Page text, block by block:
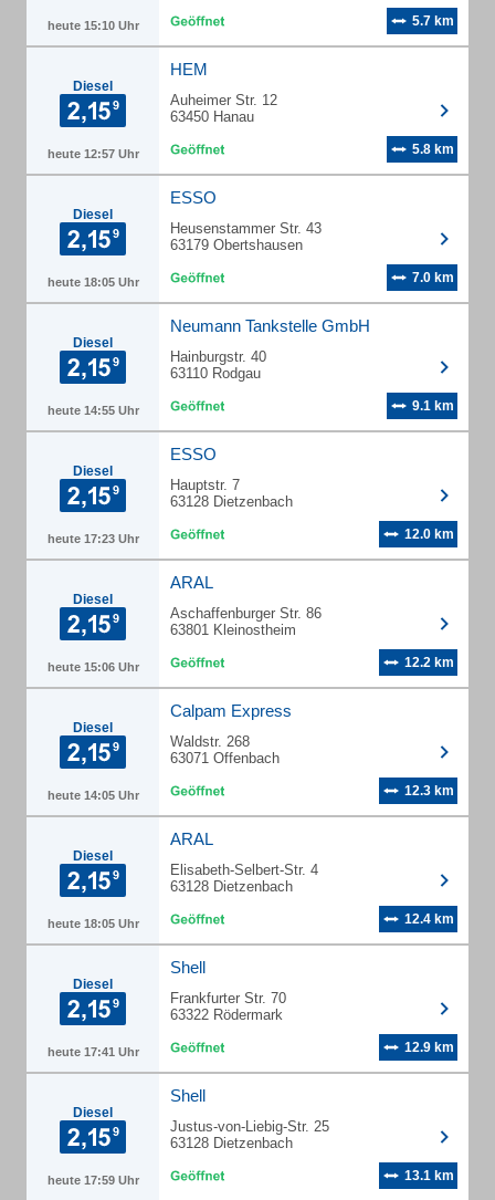
heute 15:10 Uhr 5.7 km
Diesel
heute 12:57 Uhr
HEM
Auheimer Str. 12
63450 Hanau
5.8 km
Diesel
heute 18:05 Uhr
ESSO
Heusenstammer Str. 43
63179 Obertshausen
7.0 km
Diesel
heute 14:55 Uhr
Neumann Tankstelle GmbH
Hainburgstr. 40
63110 Rodgau
9.1 km
Diesel
heute 17:23 Uhr
ESSO
Hauptstr. 7
63128 Dietzenbach
12.0 km
Diesel
heute 15:06 Uhr
ARAL
Aschaffenburger Str. 86
63801 Kleinostheim
12.2 km
Diesel
heute 14:05 Uhr
Calpam Express
Waldstr. 268
63071 Offenbach
12.3 km
Diesel
heute 18:05 Uhr
ARAL
Elisabeth-Selbert-Str. 4
63128 Dietzenbach
12.4 km
Diesel
heute 17:41 Uhr
Shell
Frankfurter Str. 70
63322 Rödermark
12.9 km
Diesel
heute 17:59 Uhr
Shell
Justus-von-Liebig-Str. 25
63128 Dietzenbach
13.1 km